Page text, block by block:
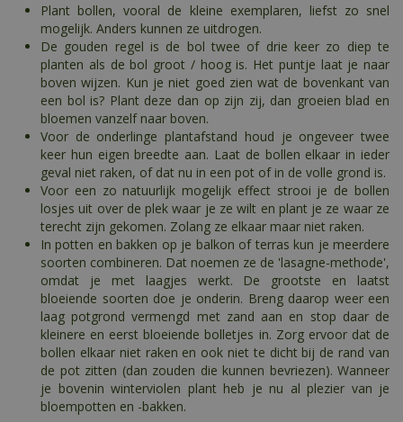
Plant bollen, vooral de kleine exemplaren, liefst zo snel
mogelijk. Anders kunnen ze uitdrogen.
De gouden regel is de bol twee of drie keer zo diep te
planten als de bol groot / hoog is. Het puntje laat je naar
boven wijzen. Kun je niet goed zien wat de bovenkant van
een bol is? Plant deze dan op zijn zij, dan groeien blad en
bloemen vanzelf naar boven.
Voor de onderlinge plantafstand houd je ongeveer twee
keer hun eigen breedte aan. Laat de bollen elkaar in ieder
geval niet raken, of dat nu in een pot of in de volle grond is.
Voor een zo natuurlijk mogelijk effect strooi je de bollen
losjes uit over de plek waar je ze wilt en plant je ze waar ze
terecht zijn gekomen. Zolang ze elkaar maar niet raken.
In potten en bakken op je balkon of terras kun je meerdere
soorten combineren. Dat noemen ze de 'lasagne-methode',
omdat je met laagjes werkt. De grootste en laatst
bloeiende soorten doe je onderin. Breng daarop weer een
laag potgrond vermengd met zand aan en stop daar de
kleinere en eerst bloeiende bolletjes in. Zorg ervoor dat de
bollen elkaar niet raken en ook niet te dicht bij de rand van
de pot zitten (dan zouden die kunnen bevriezen). Wanneer
je bovenin winterviolen plant heb je nu al plezier van je
bloempotten en -bakken.